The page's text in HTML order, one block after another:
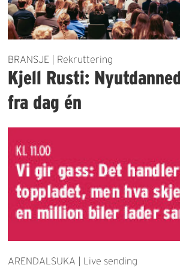
BRANSJE | Rekruttering
Kjell Rusti:
fra dag én
ARENDALSUKA | Live sending